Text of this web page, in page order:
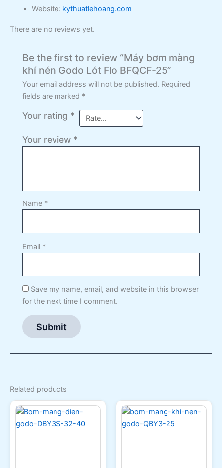
Website: kythuatlehoang.com
There are no reviews yet.
Be the first to review “Máy bơm màng
khí nén Godo Lót Flo BFQCF-25”
Your email address will not be published. Required
fields are marked *
Your rating *
Your review *
Name *
Email *
Save my name, email, and website in this browser
for the next time I comment.
Related products